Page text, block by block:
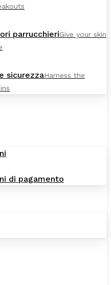
parrucchieriGive your skin
sicurezzaHarness the
di pagamento